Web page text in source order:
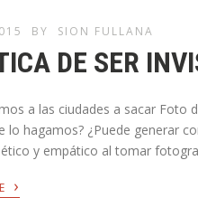
BY SION FULLANA
DE SER
a las ciudades a sacar
lo hagamos? ¿Puede generar
y empático al tomar
›